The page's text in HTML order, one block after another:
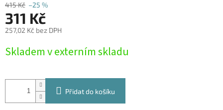
415 Kč –25 %
311 Kč
257,02 Kč bez DPH
cena:
Skladem v externím skladu
Přidat do košíku